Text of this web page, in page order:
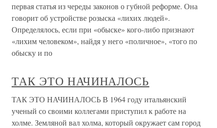
первая статья из череды законов о губной реформе. Она
говорит об устройстве розыска «лихих людей».
Определялось, если при «обыске» кого-либо признают
«лихим человеком», найдя у него «поличное», «того по
обыску и по
ТАК ЭТО НАЧИНАЛОСЬ
ТАК ЭТО НАЧИНАЛОСЬ В 1964 году итальянский
ученый со своими коллегами приступил к работе на
холме. Земляной вал холма, который окружает сам город